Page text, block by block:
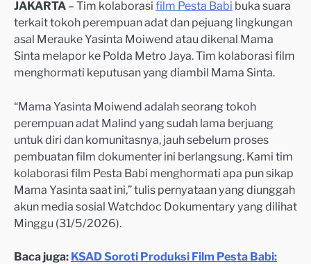
JAKARTA – Tim kolaborasi film Pesta Babi buka suara
terkait tokoh perempuan adat dan pejuang lingkungan
asal Merauke Yasinta Moiwend atau dikenal Mama
Sinta melapor ke Polda Metro Jaya. Tim kolaborasi film
menghormati keputusan yang diambil Mama Sinta.
“Mama Yasinta Moiwend adalah seorang tokoh
perempuan adat Malind yang sudah lama berjuang
untuk diri dan komunitasnya, jauh sebelum proses
pembuatan film dokumenter ini berlangsung. Kami tim
kolaborasi film Pesta Babi menghormati apa pun sikap
Mama Yasinta saat ini,” tulis pernyataan yang diunggah
akun media sosial Watchdoc Dokumentary yang dilihat
Minggu (31/5/2026).
Baca juga: KSAD Soroti Produksi Film Pesta Babi: